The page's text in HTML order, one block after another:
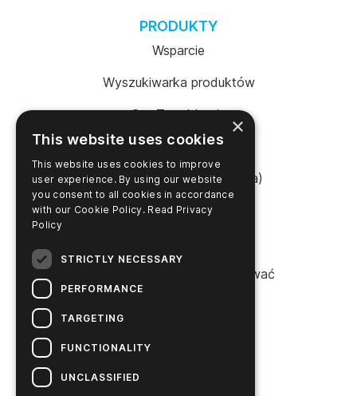
PRODUKTY
Wsparcie
Wyszukiwarka produktów
SureTrend Login
Sklep internetowy (USA)
Sklep internetowy (Australia)
Proszę się z nami skontaktować
×
This website uses cookies
This website uses cookies to improve
user experience. By using our website
you consent to all cookies in accordance
with our Cookie Policy. Read Privacy
Policy
STRICTLY NECESSARY
PERFORMANCE
TARGETING
FUNCTIONALITY
UNCLASSIFIED